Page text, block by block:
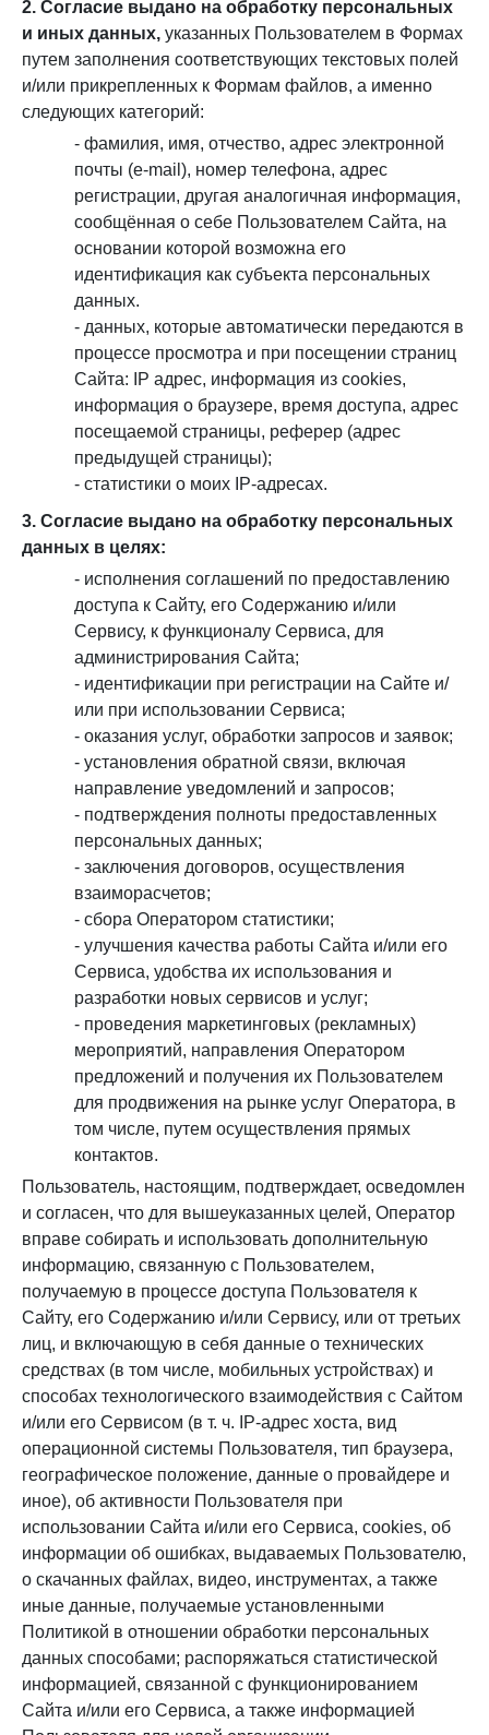
2. Согласие выдано на обработку персональных
и иных данных, указанных Пользователем в Формах
путем заполнения соответствующих текстовых полей
и/или прикрепленных к Формам файлов, а именно
следующих категорий:
- фамилия, имя, отчество, адрес электронной
почты (e-mail), номер телефона, адрес
регистрации, другая аналогичная информация,
сообщённая о себе Пользователем Сайта, на
основании которой возможна его
идентификация как субъекта персональных
данных.
- данных, которые автоматически передаются в
процессе просмотра и при посещении страниц
Сайта: IP адрес, информация из cookies,
информация о браузере, время доступа, адрес
посещаемой страницы, реферер (адрес
предыдущей страницы);
- статистики о моих IP-адресах.
3. Согласие выдано на обработку персональных
данных в целях:
- исполнения соглашений по предоставлению
доступа к Сайту, его Содержанию и/или
Сервису, к функционалу Сервиса, для
администрирования Сайта;
- идентификации при регистрации на Сайте и/
или при использовании Сервиса;
- оказания услуг, обработки запросов и заявок;
- установления обратной связи, включая
направление уведомлений и запросов;
- подтверждения полноты предоставленных
персональных данных;
- заключения договоров, осуществления
взаиморасчетов;
- сбора Оператором статистики;
- улучшения качества работы Сайта и/или его
Сервиса, удобства их использования и
разработки новых сервисов и услуг;
- проведения маркетинговых (рекламных)
мероприятий, направления Оператором
предложений и получения их Пользователем
для продвижения на рынке услуг Оператора, в
том числе, путем осуществления прямых
контактов.
Пользователь, настоящим, подтверждает, осведомлен
и согласен, что для вышеуказанных целей, Оператор
вправе собирать и использовать дополнительную
информацию, связанную с Пользователем,
получаемую в процессе доступа Пользователя к
Сайту, его Содержанию и/или Сервису, или от третьих
лиц, и включающую в себя данные о технических
средствах (в том числе, мобильных устройствах) и
способах технологического взаимодействия с Сайтом
и/или его Сервисом (в т. ч. IP-адрес хоста, вид
операционной системы Пользователя, тип браузера,
географическое положение, данные о провайдере и
иное), об активности Пользователя при
использовании Сайта и/или его Сервиса, cookies, об
информации об ошибках, выдаваемых Пользователю,
о скачанных файлах, видео, инструментах, а также
иные данные, получаемые установленными
Политикой в отношении обработки персональных
данных способами; распоряжаться статистической
информацией, связанной с функционированием
Сайта и/или его Сервиса, а также информацией